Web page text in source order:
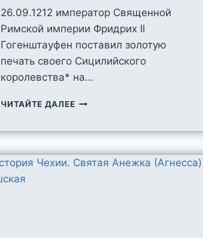
26.09.1212 император Священной
Римской империи Фридрих II
Гогенштауфен поставил золотую
печать своего Сицилийского
королевства* на…
ЧИТАЙТЕ ДАЛЕЕСИЦИЛИЙСКАЯ